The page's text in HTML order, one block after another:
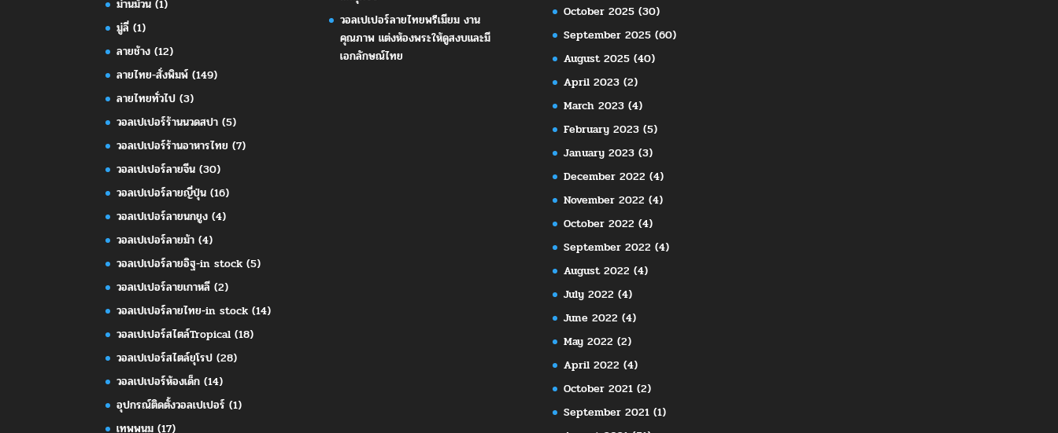
ม่านม้วน (1)
มู่ลี่ (1)
ลายช้าง (12)
ลายไทย-สั่งพิมพ์ (149)
ลายไทยทั่วไป (3)
วอลเปเปอร์ร้านนวดสปา (5)
วอลเปเปอร์ร้านอาหารไทย (7)
วอลเปเปอร์ลายจีน (30)
วอลเปเปอร์ลายญี่ปุ่น (16)
วอลเปเปอร์ลายนกยูง (4)
วอลเปเปอร์ลายม้า (4)
วอลเปเปอร์ลายอิฐ-in stock (5)
วอลเปเปอร์ลายเกาหลี (2)
วอลเปเปอร์ลายไทย-in stock (14)
วอลเปเปอร์สไตล์Tropical (18)
วอลเปเปอร์สไตล์ยุโรป (28)
วอลเปเปอร์ห้องเด็ก (14)
อุปกรณ์ติดตั้งวอลเปเปอร์ (1)
เทพพนม (17)
วอลเปเปอร์ลายไทยพรีเมียม งาน
คุณภาพ แต่งห้องพระให้ดูสงบและมี
เอกลักษณ์ไทย
October 2025(30)
September 2025(60)
August 2025(40)
April 2023(2)
March 2023(4)
February 2023(5)
January 2023(3)
December 2022 (4)
November 2022 (4)
October 2022 (4)
September 2022 (4)
August 2022 (4)
July 2022 (4)
June 2022 (4)
May 2022 (2)
April 2022 (4)
October 2021(2)
September 2021(1)